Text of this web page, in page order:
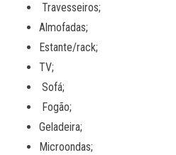
Travesseiros;
Almofadas;
Estante/rack;
TV;
Sofá;
Fogão;
Geladeira;
Microondas;